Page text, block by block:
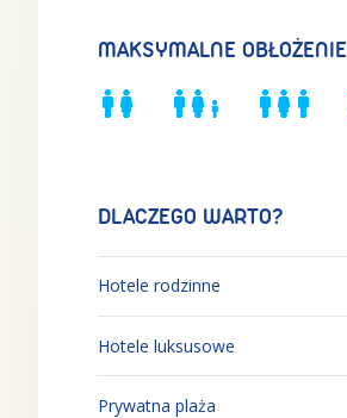
MAKSYMALNE OBŁOŻENIE
DLACZEGO WARTO?
Hotele rodzinne
Hotele luksusowe
Prywatna plaża